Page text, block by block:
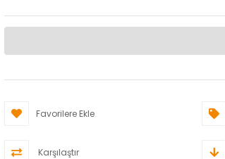
Favorilere Ekle
Karşılaştır